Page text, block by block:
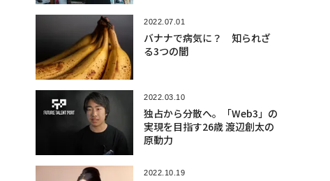
2022.07.01
バナナで病気に？ 知られざ
る3つの闇
2022.03.10
独占から分散へ。「Web3」の
実現を目指す26歳 渡辺創太の
原動力
2022.10.19